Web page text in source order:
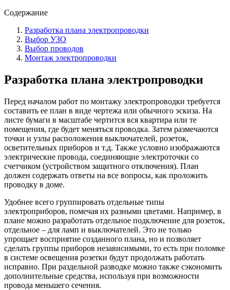
Содержание
Разработка плана электропроводки
Выбор УЗО
Выбор проводов
Монтаж электропроводки
Разработка плана электропроводки
Перед началом работ по монтажу электропроводки требуется
составить ее план в виде чертежа или обычного эскиза. На
листе бумаги в масштабе чертится вся квартира или те
помещения, где будет меняться проводка. Затем размечаются
точки и узлы расположения выключателей, розеток,
осветительных приборов и т.д. Также условно изображаются
электрические провода, соединяющие электроточки со
счетчиком (устройством защитного отключения). План
должен содержать ответы на все вопросы, как проложить
проводку в доме.
Удобнее всего группировать отдельные типы
электроприборов, помечая их разными цветами. Например, в
плане можно разработать отдельное подключение для розеток,
отдельное – для ламп и выключателей. Это не только
упрощает восприятие созданного плана, но и позволяет
сделать группы приборов независимыми, то есть при поломке
в системе освещения розетки будут продолжать работать
исправно. При раздельной разводке можно также сэкономить
дополнительные средства, используя при возможности
провода меньшего сечения.